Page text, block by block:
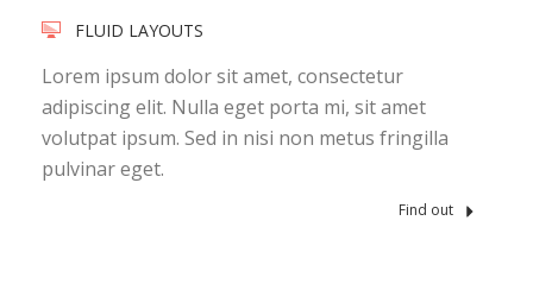
FLUID LAYOUTS
Lorem ipsum dolor sit amet, consectetur
adipiscing elit. Nulla eget porta mi, sit amet
volutpat ipsum. Sed in nisi non metus fringilla
pulvinar eget.
Find out